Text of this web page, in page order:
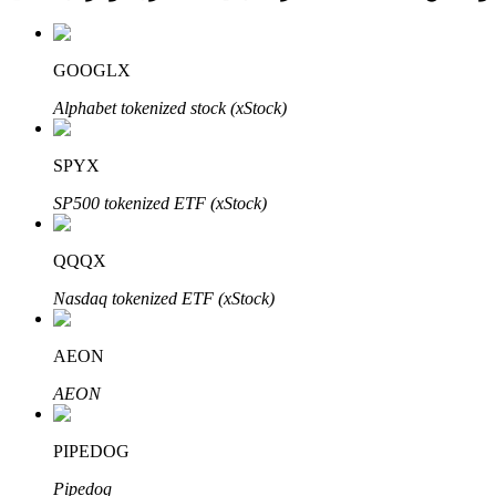
عمليات احتجاز BTR
القروض
خدمة الاقتراض المدعومة بالعملات المشفرة
GOOGLX
Alphabet tokenized stock (xStock)
SPYX
SP500 tokenized ETF (xStock)
QQQX
Nasdaq tokenized ETF (xStock)
AEON
AEON
PIPEDOG
Pipedog